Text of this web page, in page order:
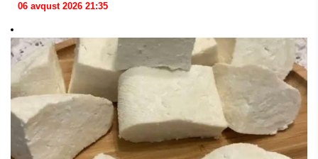
06 avqust 2026 21:35